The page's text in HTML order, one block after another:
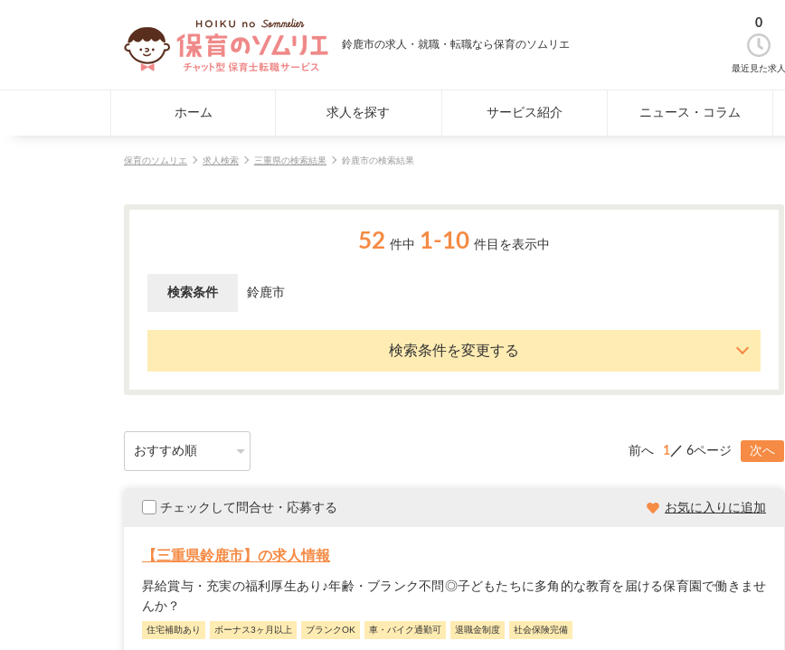
鈴鹿市の求人・就職・転職なら保育のソムリエ
0
最近見た求人
ホーム 求人を探す サービス紹介 ニュース・コラム
保育のソムリエ 求人検索 三重県の検索結果 鈴鹿市の検索結果
52 件中 1-10 件目を表示中
検索条件 鈴鹿市
検索条件を変更する
前へ 1 6ページ 次へ
チェックして問合せ・応募する お気に入りに追加
【三重県鈴鹿市】の求人情報
昇給賞与・充実の福利厚生あり♪年齢・ブランク不問◎子どもたちに多角的な教育を届ける保育園で働きませ
んか？
住宅補助あり ボーナス3ヶ月以上 ブランクOK 車・バイク通勤可 退職金制度 社会保険完備